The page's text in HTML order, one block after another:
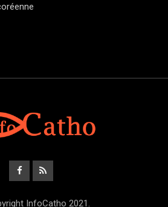
InfoCatho 2021.